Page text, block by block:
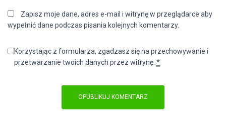
Zapisz moje dane, adres e-mail i witrynę w przeglądarce aby
wypełnić dane podczas pisania kolejnych komentarzy.
Korzystając z formularza, zgadzasz się na przechowywanie i
przetwarzanie twoich danych przez witrynę. *